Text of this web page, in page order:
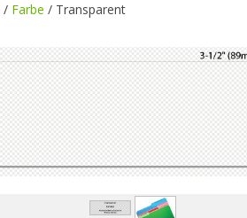
/ Farbe / Transparent